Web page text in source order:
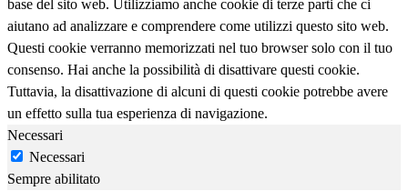
base del sito web. Utilizziamo anche cookie di terze parti che ci
aiutano ad analizzare e comprendere come utilizzi questo sito web.
Questi cookie verranno memorizzati nel tuo browser solo con il tuo
consenso. Hai anche la possibilità di disattivare questi cookie.
Tuttavia, la disattivazione di alcuni di questi cookie potrebbe avere
un effetto sulla tua esperienza di navigazione.
Necessari
Necessari
Sempre abilitato